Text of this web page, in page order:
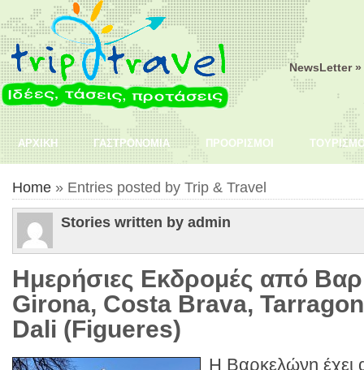
NewsLetter »
ΑΡΧΙΚΗ ΓΑΣΤΡΟΝΟΜΙΑ ΠΡΟΟΡΙΣΜΟΙ
Home » Entries posted by Trip & Travel
Stories written by admin
Ημερήσιες Εκδρομές από
Girona, Costa Brava,
Dali (Figueres)
Η Βαρκελώνη έχει